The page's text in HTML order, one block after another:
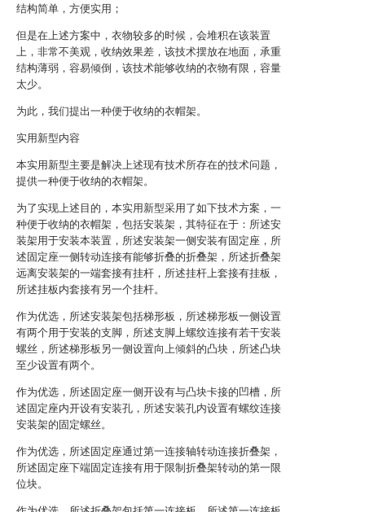
结构简单，方便实用；
但是在上述方案中，衣物较多的时候，会堆积在该装置
上，非常不美观，收纳效果差，该技术摆放在地面，承重
结构薄弱，容易倾倒，该技术能够收纳的衣物有限，容量
太少。
为此，我们提出一种便于收纳的衣帽架。
实用新型内容
本实用新型主要是解决上述现有技术所存在的技术问题，
提供一种便于收纳的衣帽架。
为了实现上述目的，本实用新型采用了如下技术方案，一
种便于收纳的衣帽架，包括安装架，其特征在于：所述安
装架用于安装本装置，所述安装架一侧安装有固定座，所
述固定座一侧转动连接有能够折叠的折叠架，所述折叠架
远离安装架的一端套接有挂杆，所述挂杆上套接有挂板，
所述挂板内套接有另一个挂杆。
作为优选，所述安装架包括梯形板，所述梯形板一侧设置
有两个用于安装的支脚，所述支脚上螺纹连接有若干安装
螺丝，所述梯形板另一侧设置向上倾斜的凸块，所述凸块
至少设置有两个。
作为优选，所述固定座一侧开设有与凸块卡接的凹槽，所
述固定座内开设有安装孔，所述安装孔内设置有螺纹连接
安装架的固定螺丝。
作为优选，所述固定座通过第一连接轴转动连接折叠架，
所述固定座下端固定连接有用于限制折叠架转动的第一限
位块。